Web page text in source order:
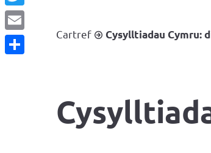
Cartref Cysylltiadau Cymru:
Twitter
Email